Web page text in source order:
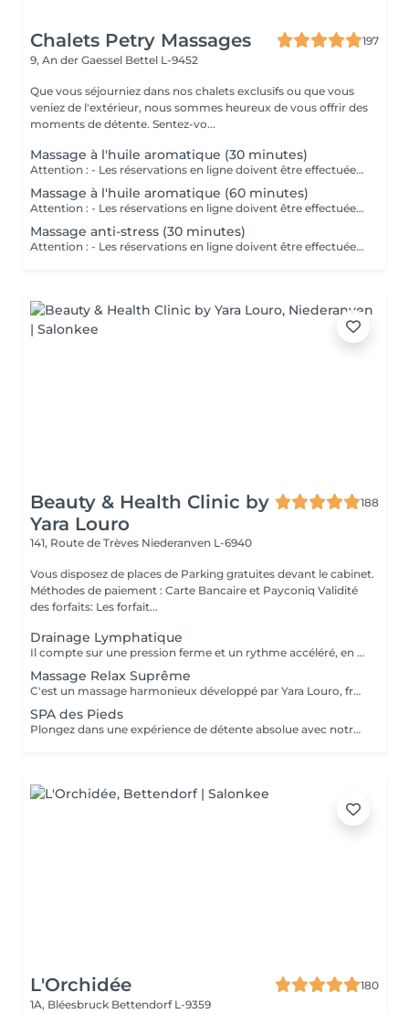
Chalets Petry Massages
197
9, An der Gaessel Bettel L-9452
Que vous séjourniez dans nos chalets exclusifs ou que vous
veniez de l'extérieur, nous sommes heureux de vous offrir des
moments de détente. Sentez-vo...
Massage à l'huile aromatique (30 minutes)
Attention : - Les réservations en ligne doivent être effectuées au moins 24 heures à l'avance. - Si vous souhaitez réserver un massage à court terme (moins de 24 heures à l'avance), veuillez appeler le +49 173 390 20 62. - Si vous devez annuler le massage, nous vous demandons de le faire au moins 24 heures à l'avance, sinon nous devrons facturer 70 % du prix des massages. - Les employés et les horaires peuvent être adaptés si nécessaire, après consultation avec vous. Ce massage permet d'atteindre un état particulier de relaxation en combinant un massage du corps efficace et doux aux huiles chaudes. Les ingrédients purs et naturels des huiles essentielles pénètrent dans les couches profondes de la peau et stimulent en fonction le système.
Massage à l'huile aromatique (60 minutes)
Attention : - Les réservations en ligne doivent être effectuées au moins 24 heures à l'avance. - Si vous souhaitez réserver un massage à court terme (moins de 24 heures à l'avance), veuillez appeler le +49 173 390 20 62. - Si vous devez annuler le massage, nous vous demandons de le faire au moins 24 heures à l'avance, sinon nous devrons facturer 70 % du prix des massages. - Les employés et les horaires peuvent être adaptés si nécessaire, après consultation avec vous. Ce massage permet d'atteindre un état particulier de relaxation en combinant un massage du corps efficace et doux aux huiles chaudes. Les ingrédients purs et naturels des huiles essentielles pénètrent dans les couches profondes de la peau et stimulent en fonction le système.
Massage anti-stress (30 minutes)
Attention : - Les réservations en ligne doivent être effectuées au moins 24 heures à l'avance. - Si vous souhaitez réserver un massage à court terme (moins de 24 heures à l'avance), veuillez appeler le +49 173 390 20 62. - Si vous devez annuler le massage, nous vous demandons de le faire au moins 24 heures à l'avance, sinon nous devrons facturer 70 % du prix des massages. Le massage anti-stress se caractérise par l'exécution de mouvements caressants et rythmiques des mains sur les différentes parties du corps. Grâce aux différentes techniques de massage les muscles se détendent et le stress se réduit considérablement.
Beauty & Health Clinic by
Yara Louro
188
141, Route de Trèves Niederanven L-6940
Vous disposez de places de Parking gratuites devant le cabinet.
Méthodes de paiement : Carte Bancaire et Payconiq Validité
des forfaits: Les forfait...
Drainage Lymphatique
Il compte sur une pression ferme et un rythme accéléré, en plus de pompages et des manuvres exclusives qui permettent des résultats immédiats. Cette technique réduit les oedèmes, active la circulation sanguine et potentialise un réseau complexe de vaisseaux où passent les fluides corporels, réduisant ainsi la tant redoutée cellulite. Le résultat est un corps moins gonflé et galbé avec un métabolisme plus accéléré et, donc, une sensation de bien-être.
Massage Relax Suprême
C'est un massage harmonieux développé par Yara Louro, fruit de ses années d'expérience. Ce massage qui rassure le corps, l'esprit et l'âme, a été particulièrement développé pour fournir une relaxation totale des sens, vous transportant vers un état de bien-être parfait. Vous découvrirez tous ses secrets lors de votre séance.
SPA des Pieds
Plongez dans une expérience de détente absolue avec notre Spa des Pieds, un rituel d'exception dédié au bien-être et à l'élégance. Vos pieds sont délicatement immergés dans un bain sensoriel enrichi en sels précieux et actifs relaxants, favorisant la détente profonde et la revitalisation. Le soin se poursuit par une exfoliation raffinée qui révèle une peau douce et soyeuse, suivie d'un massage expert aux gestes lents et enveloppants, libérant les tensions et rééquilibrant les énergies. Véritable moment de luxe et de sérénité, ce soin procure une sensation de légèreté durable et un confort absolu.
L'Orchidée
180
1A, Bléesbruck Bettendorf L-9359